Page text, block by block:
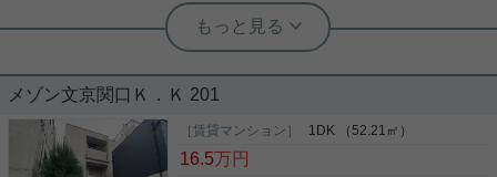
実用春日ホーム 小石川店 谷口淳
洗面台 収納豊富 全居室フローリング 3
文京関口1丁目店まで徒歩6分と近場にコンビニがあ
るのもポイント。オートロック機能が付いているの
で、建物内は基本的に住民のみという環境に安心感
メゾン文京関口Ｋ．Ｋ 201
［賃貸マンション］ 1DK （52.21㎡）
16.5万円